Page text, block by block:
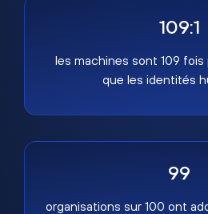
109:1
les machines sont 109
que les identités
99
organisations sur 100 ont